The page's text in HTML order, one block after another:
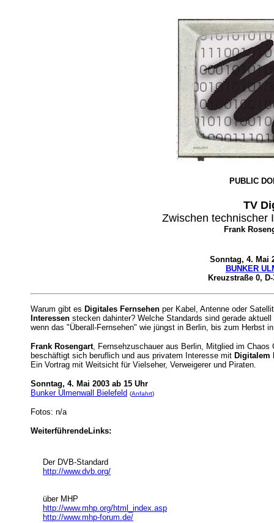
PUBLIC
TV
Zwischen technischer
Frank
Sonntag, 4. Mai
BUNKER
Kreuzstraße 0,
Warum gibt es Digitales Fernsehen per Kabel, Antenne oder
Interessen stecken dahinter? Welche Standards sind gerade
wenn das "Überall-Fernsehen" wie jüngst in Berlin, bis zum Herbst
Frank Rosengart, Fernsehzuschauer aus Berlin, Mitglied im
beschäftigt sich beruflich und aus privatem Interesse mit Digitalem
Ein Vortrag mit Weitsicht für Vielseher, Verweigerer und Piraten.
Sonntag, 4. Mai 2003 ab 15 Uhr
Bunker Ulmenwall Bielefeld (Anfahrt)
Fotos: n/a
WeiterführendeLinks:
Der DVB-Standard
http://www.dvb.org/
über MHP
http://www.mhp.org/html_index.asp
http://www.mhp-forum.de/